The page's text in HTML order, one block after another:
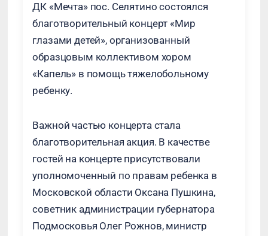
ДК «Мечта» пос. Селятино состоялся
благотворительный концерт «Мир
глазами детей», организованный
образцовым коллективом хором
«Капель» в помощь тяжелобольному
ребенку.
Важной частью концерта стала
благотворительная акция. В качестве
гостей на концерте присутствовали
уполномоченный по правам ребенка в
Московской области Оксана Пушкина,
советник администрации губернатора
Подмосковья Олег Рожнов, министр